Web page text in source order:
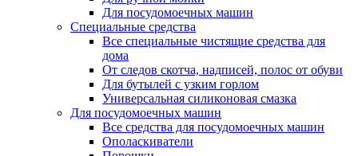
Для посудомоечных машин
Специальные средства
Все специальные чистящие средства для
дома
От следов скотча, надписей, полос от обуви
Для бутылей с узким горлом
Универсальная силиконовая смазка
Для посудомоечных машин
Все средства для посудомоечных машин
Ополаскиватели